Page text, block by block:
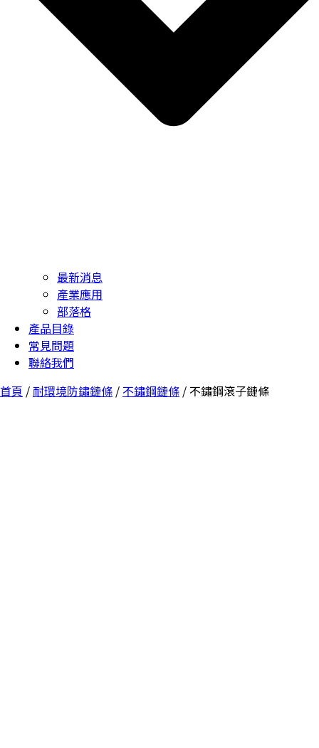
最新消息
產業應用
部落格
產品目錄
常見問題
聯絡我們
首頁 /耐環境防鏽鏈條 /不鏽鋼鏈條 / 不鏽鋼滾子鏈條